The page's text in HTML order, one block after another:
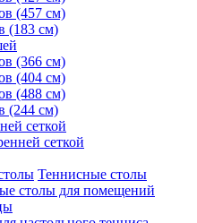
(457 см)
(183 см)
(366 см)
(404 см)
(488 см)
(244 см)
сеткой
сеткой
Теннисные столы
столы для помещений